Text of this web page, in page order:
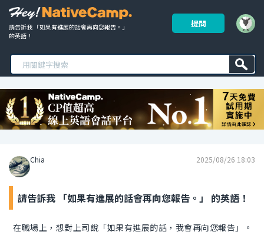
請告訴我 「如果有進展的話會再向您報告。」
的英語！
提問
Chia 2025/08/26 18:03
請告訴我 「如果有進展的話會再向您報告。」 的英語！
在職場上，想對上司說「如果有進展的話，我會再向您報告」。